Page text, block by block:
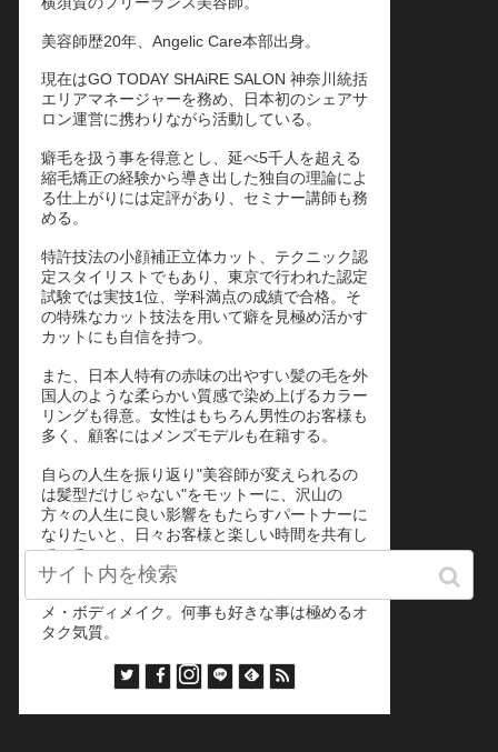
美容師歴20年、Angelic Care本部出身。
現在はGO TODAY SHAiRE SALON 神奈川統括
エリアマネージャーを務め、日本初のシェアサ
ロン運営に携わりながら活動している。
癖毛を扱う事を得意とし、延べ5千人を超える
縮毛矯正の経験から導き出した独自の理論によ
る仕上がりには定評があり、セミナー講師も務
める。
特許技法の小顔補正立体カット、テクニック認
定スタイリストでもあり、東京で行われた認定
試験では実技1位、学科満点の成績で合格。そ
の特殊なカット技法を用いて癖を見極め活かす
カットにも自信を持つ。
また、日本人特有の赤味の出やすい髪の毛を外
国人のような柔らかい質感で染め上げるカラー
リングも得意。女性はもちろん男性のお客様も
多く、顧客にはメンズモデルも在籍する。
自らの人生を振り返り"美容師が変えられるの
は髪型だけじゃない"をモットーに、沢山の
方々の人生に良い影響をもたらすパートナーに
なりたいと、日々お客様と楽しい時間を共有し
ている。
メ・ボディメイク。何事も好きな事は極めるオ
タク気質。